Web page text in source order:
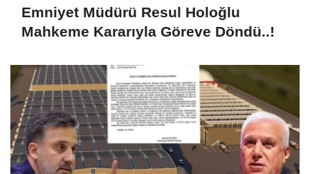
Emniyet Müdürü Resul Holoğlu
Mahkeme Kararıyla Göreve Döndü..!